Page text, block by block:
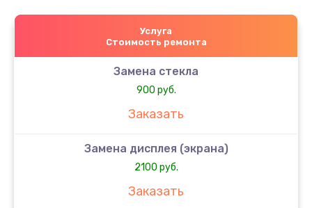
Услуга
Стоимость ремонта
Замена стекла
900 руб.
Заказать
Замена дисплея (экрана)
2100 руб.
Заказать